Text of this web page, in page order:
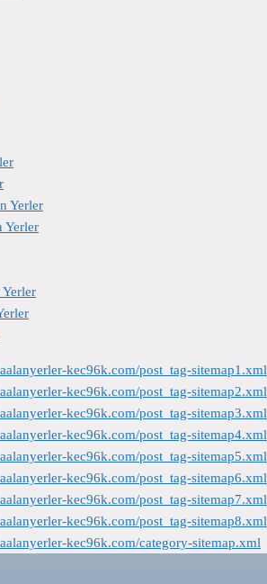
Yerler
Yerler
kec96k.com/post_tag-sitemap1.xml
kec96k.com/post_tag-sitemap2.xml
kec96k.com/post_tag-sitemap3.xml
kec96k.com/post_tag-sitemap4.xml
kec96k.com/post_tag-sitemap5.xml
kec96k.com/post_tag-sitemap6.xml
kec96k.com/post_tag-sitemap7.xml
kec96k.com/post_tag-sitemap8.xml
kec96k.com/category-sitemap.xml